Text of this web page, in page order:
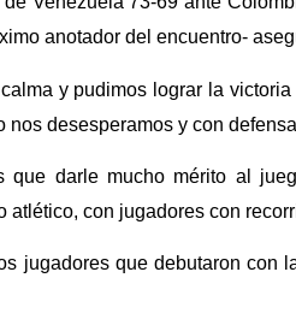
anotador del encuentro-
y pudimos lograr la
nos desesperamos y con
que darle mucho mérito al
atlético, con jugadores con
jugadores que debutaron